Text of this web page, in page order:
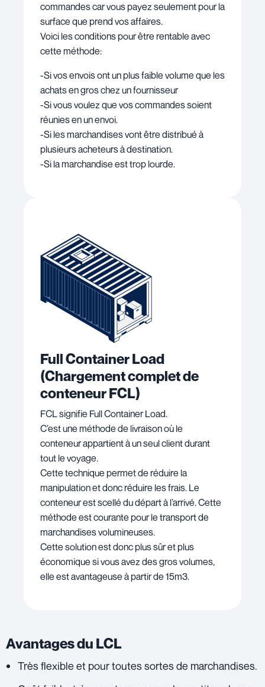
commandes car vous payez seulement pour la
surface que prend vos affaires.
Voici les conditions pour être rentable avec
cette méthode:
-Si vos envois ont un plus faible volume que les
achats en gros chez un fournisseur
-Si vous voulez que vos commandes soient
réunies en un envoi.
-Si les marchandises vont être distribué à
plusieurs acheteurs à destination.
-Si la marchandise est trop lourde.
Full Container Load
(Chargement complet de
conteneur FCL)
FCL signifie Full Container Load.
C’est une méthode de livraison où le
conteneur appartient à un seul client durant
tout le voyage.
Cette technique permet de réduire la
manipulation et donc réduire les frais. Le
conteneur est scellé du départ à l’arrivé. Cette
méthode est courante pour le transport de
marchandises volumineuses.
Cette solution est donc plus sûr et plus
économique si vous avez des gros volumes,
elle est avantageuse à partir de 15m3.
Avantages du LCL
Très flexible et pour toutes sortes de marchandises.